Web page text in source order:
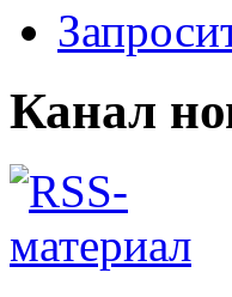
Канал